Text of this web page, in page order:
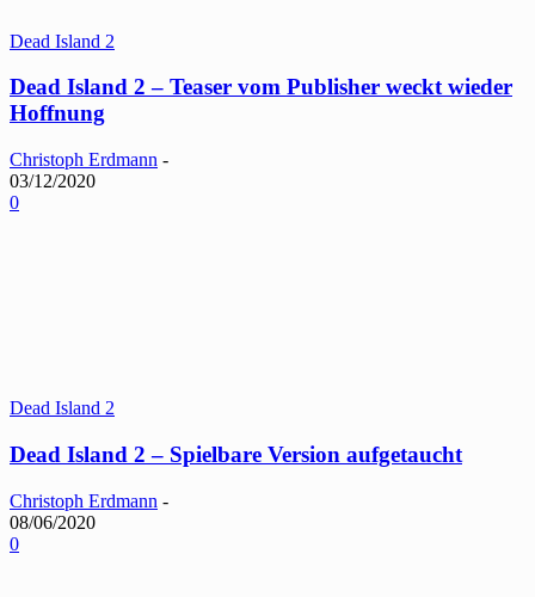
Dead Island 2
Dead Island 2 – Teaser vom Publisher weckt wieder
Hoffnung
Christoph Erdmann -
03/12/2020
0
Dead Island 2
Dead Island 2 – Spielbare Version aufgetaucht
Christoph Erdmann -
08/06/2020
0